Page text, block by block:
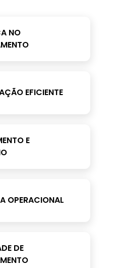
NO
EFICIENTE
E
OPERACIONAL
DE